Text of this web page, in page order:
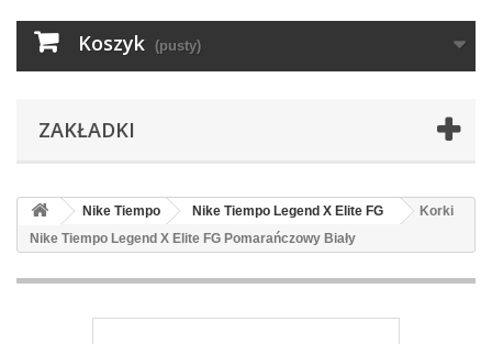
Koszyk (pusty)
ZAKŁADKI
Nike Tiempo Nike Tiempo Legend X Elite FG
Korki
Nike Tiempo Legend X Elite FG Pomarańczowy Biały